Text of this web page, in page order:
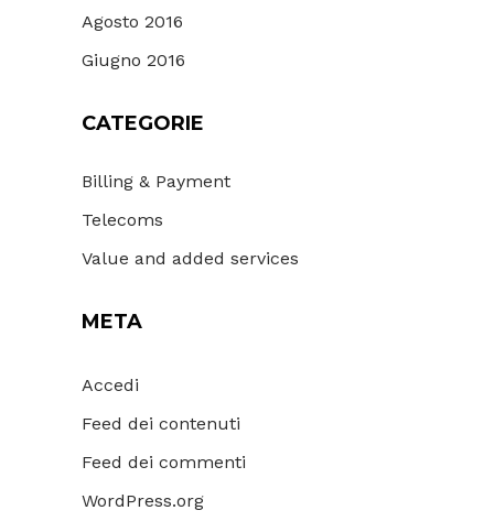
Agosto 2016
Giugno 2016
CATEGORIE
Billing & Payment
Telecoms
Value and added services
META
Accedi
Feed dei contenuti
Feed dei commenti
WordPress.org